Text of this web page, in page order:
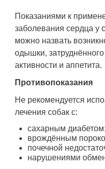
Показаниями к
заболевания сердца у
можно назвать
одышки,
активности и аппетита.
Противопоказания
Не рекомендуется
лечения собак с:
сахарным диабетом;
врождённым
почечной
нарушениями